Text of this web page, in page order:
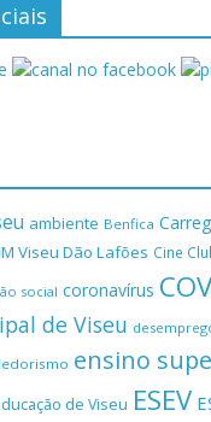
ambiente Benfica
Viseu Dão Lafões Cine
social coronavírus
de Viseu
ensino
de Viseu ESEV